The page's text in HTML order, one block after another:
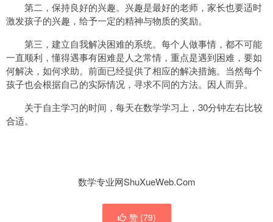
第二，保持良好的兴趣。兴趣是最好的老师，家长也要适时
激发孩子的兴趣，给予一定的精神与物质的奖励。
第三，建立自我解决困难的系统。每个人做事情，都不可能
一直顺利，懂得遇事有困难是人之常情，重点是遇到困难，要如
何解决，如何求助。前面已经提供了相应的解决措施。当然每个
孩子也会根据自己的实际情况，寻求不同的方法。因人而异。
关于自主学习的时间，每天在数学学习上，30分钟左右比较
合适。
数学专业网ShuXueWeb.Com
赞 (79)